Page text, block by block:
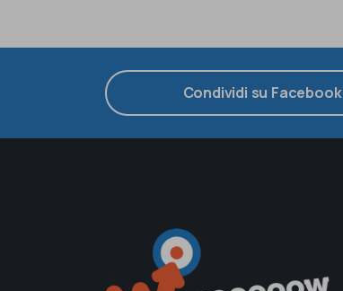
Condividi su Facebook